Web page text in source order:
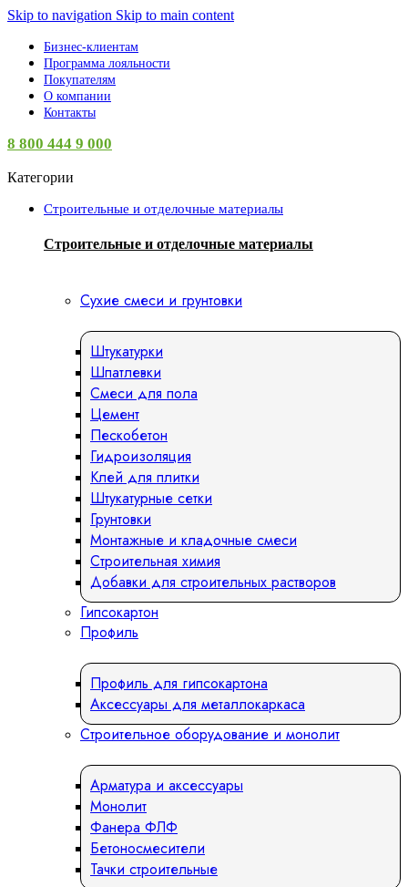
Skip to navigation Skip to main content
Бизнес-клиентам
Программа лояльности
Покупателям
О компании
Контакты
8 800 444 9 000
Категории
Строительные и отделочные материалы
Строительные и отделочные материалы
Сухие смеси и грунтовки
Штукатурки
Шпатлевки
Смеси для пола
Цемент
Пескобетон
Гидроизоляция
Клей для плитки
Штукатурные сетки
Грунтовки
Монтажные и кладочные смеси
Строительная химия
Добавки для строительных растворов
Гипсокартон
Профиль
Профиль для гипсокартона
Аксессуары для металлокаркаса
Строительное оборудование и монолит
Арматура и аксессуары
Монолит
Фанера ФЛФ
Бетоносмесители
Тачки строительные